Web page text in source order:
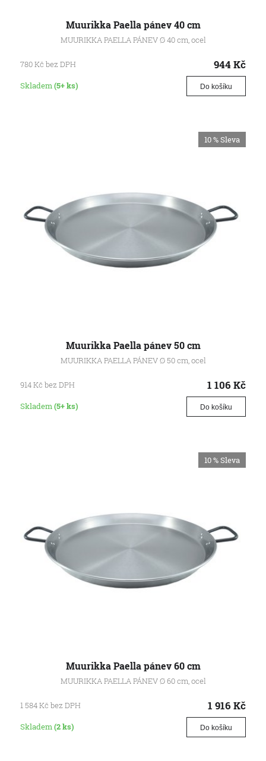
Muurikka Paella pánev 40 cm
MUURIKKA PAELLA PÁNEV Ø 40 cm, ocel
780Kč bez DPH 944Kč
Skladem(5+ ks) Do košíku
10 %Sleva
Muurikka Paella pánev 50 cm
MUURIKKA PAELLA PÁNEV Ø 50 cm, ocel
914Kč bez DPH 1 106 Kč
Skladem(5+ ks) Do košíku
10 %Sleva
Muurikka Paella pánev 60 cm
MUURIKKA PAELLA PÁNEV Ø 60 cm, ocel
1 584Kč bez DPH 1 916 Kč
Skladem(2 ks) Do košíku